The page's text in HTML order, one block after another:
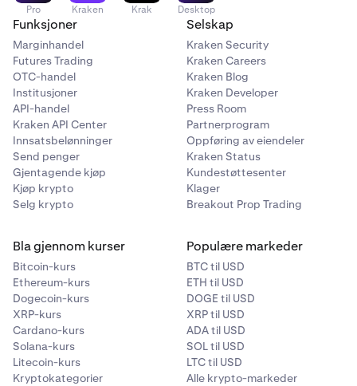
Pro Kraken Krak Desktop
Funksjoner
Marginhandel
Futures Trading
OTC-handel
Institusjoner
API-handel
Kraken API Center
Innsatsbelønninger
Send penger
Gjentagende kjøp
Kjøp krypto
Selg krypto
Selskap
Kraken Security
Kraken Careers
Kraken Blog
Kraken Developer
Press Room
Partnerprogram
Oppføring av eiendeler
Kraken Status
Kundestøttesenter
Klager
Breakout Prop Trading
Bla gjennom kurser
Bitcoin-kurs
Ethereum-kurs
Dogecoin-kurs
XRP-kurs
Cardano-kurs
Solana-kurs
Litecoin-kurs
Kryptokategorier
Populære markeder
BTC til USD
ETH til USD
DOGE til USD
XRP til USD
ADA til USD
SOL til USD
LTC til USD
Alle krypto-markeder